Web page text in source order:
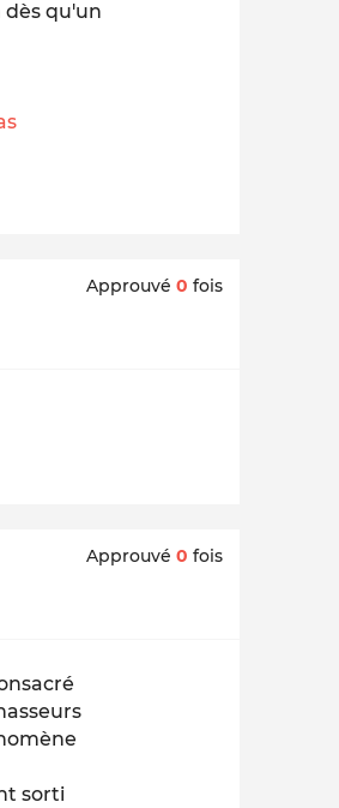
dès qu'un
Approuvé 0 fois
Approuvé 0 fois
sorti